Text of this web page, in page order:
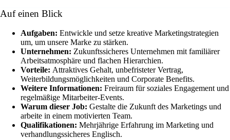
Auf einen Blick
Aufgaben: Entwickle und setze kreative Marketingstrategien
um, um unsere Marke zu stärken.
Unternehmen: Zukunftssicheres Unternehmen mit familiärer
Arbeitsatmosphäre und flachen Hierarchien.
Vorteile: Attraktives Gehalt, unbefristeter Vertrag,
Weiterbildungsmöglichkeiten und Corporate Benefits.
Weitere Informationen: Freiraum für soziales Engagement und
regelmäßige Mitarbeiter-Events.
Warum dieser Job: Gestalte die Zukunft des Marketings und
arbeite in einem motivierten Team.
Qualifikationen: Mehrjährige Erfahrung im Marketing und
verhandlungssicheres Englisch.